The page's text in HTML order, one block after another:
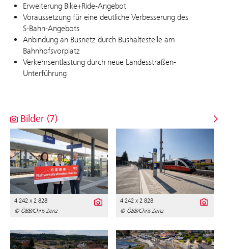
Erweiterung Bike+Ride-Angebot
Voraussetzung für eine deutliche Verbesserung des
S‑Bahn‑Angebots
Anbindung an Busnetz durch Bushaltestelle am
Bahnhofsvorplatz
Verkehrsentlastung durch neue Landesstraßen-
Unterführung
Bilder (7)
4 242 x 2 828
© ÖBB/Chris Zenz
4 242 x 2 828
© ÖBB/Chris Zenz